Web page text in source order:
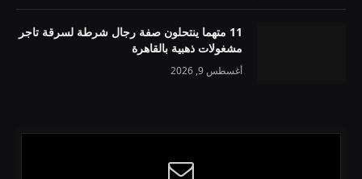
11 متهما ينتحلون صفة رجال شرطة لسرقة تاجر
مشغولات ذهبية بالقاهرة
أغسطس 9, 2026